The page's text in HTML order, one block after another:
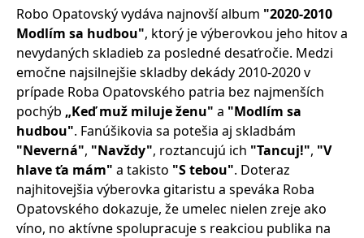
Robo Opatovský vydáva najnovší album "2020-2010
Modlím sa hudbou", ktorý je výberovkou jeho hitov a
nevydaných skladieb za posledné desaťročie. Medzi
emočne najsilnejšie skladby dekády 2010-2020 v
prípade Roba Opatovského patria bez najmenších
pochýb „Keď muž miluje ženu" a "Modlím sa
hudbou". Fanúšikovia sa potešia aj skladbám
"Neverná", "Navždy", roztancujú ich "Tancuj!", "V
hlave ťa mám" a takisto "S tebou". Doteraz
najhitovejšia výberovka gitaristu a speváka Roba
Opatovského dokazuje, že umelec nielen zreje ako
víno, no aktívne spolupracuje s reakciou publika na